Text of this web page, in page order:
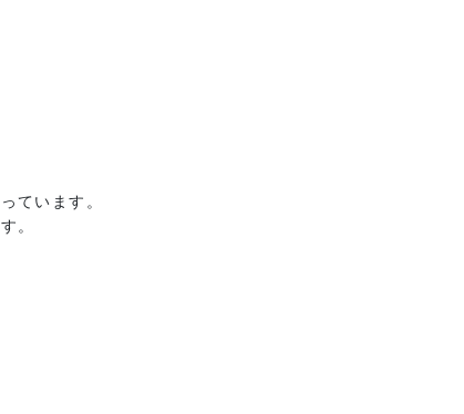
ています。
。